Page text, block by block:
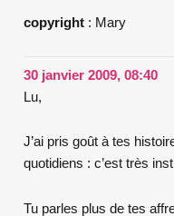
copyright: Mary
30 janvier 2009, 08:40
Lu,
J’ai pris goût à tes
quotidiens : c’est très
Tu parles plus de tes